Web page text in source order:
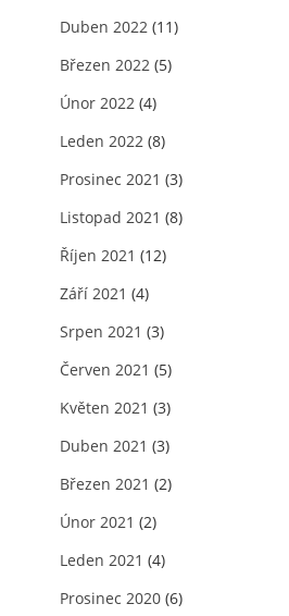
Duben 2022 (11)
Březen 2022 (5)
Únor 2022 (4)
Leden 2022 (8)
Prosinec 2021 (3)
Listopad 2021 (8)
Říjen 2021 (12)
Září 2021 (4)
Srpen 2021 (3)
Červen 2021 (5)
Květen 2021 (3)
Duben 2021 (3)
Březen 2021 (2)
Únor 2021 (2)
Leden 2021 (4)
Prosinec 2020 (6)